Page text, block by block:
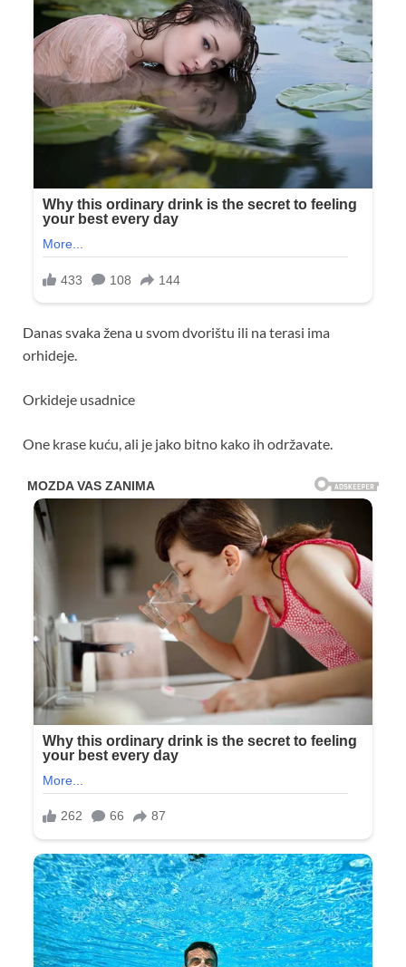
Danas svaka žena u svom dvorištu ili na terasi ima
orhideje.
Orkideje usadnice
One krase kuću, ali je jako bitno kako ih održavate.